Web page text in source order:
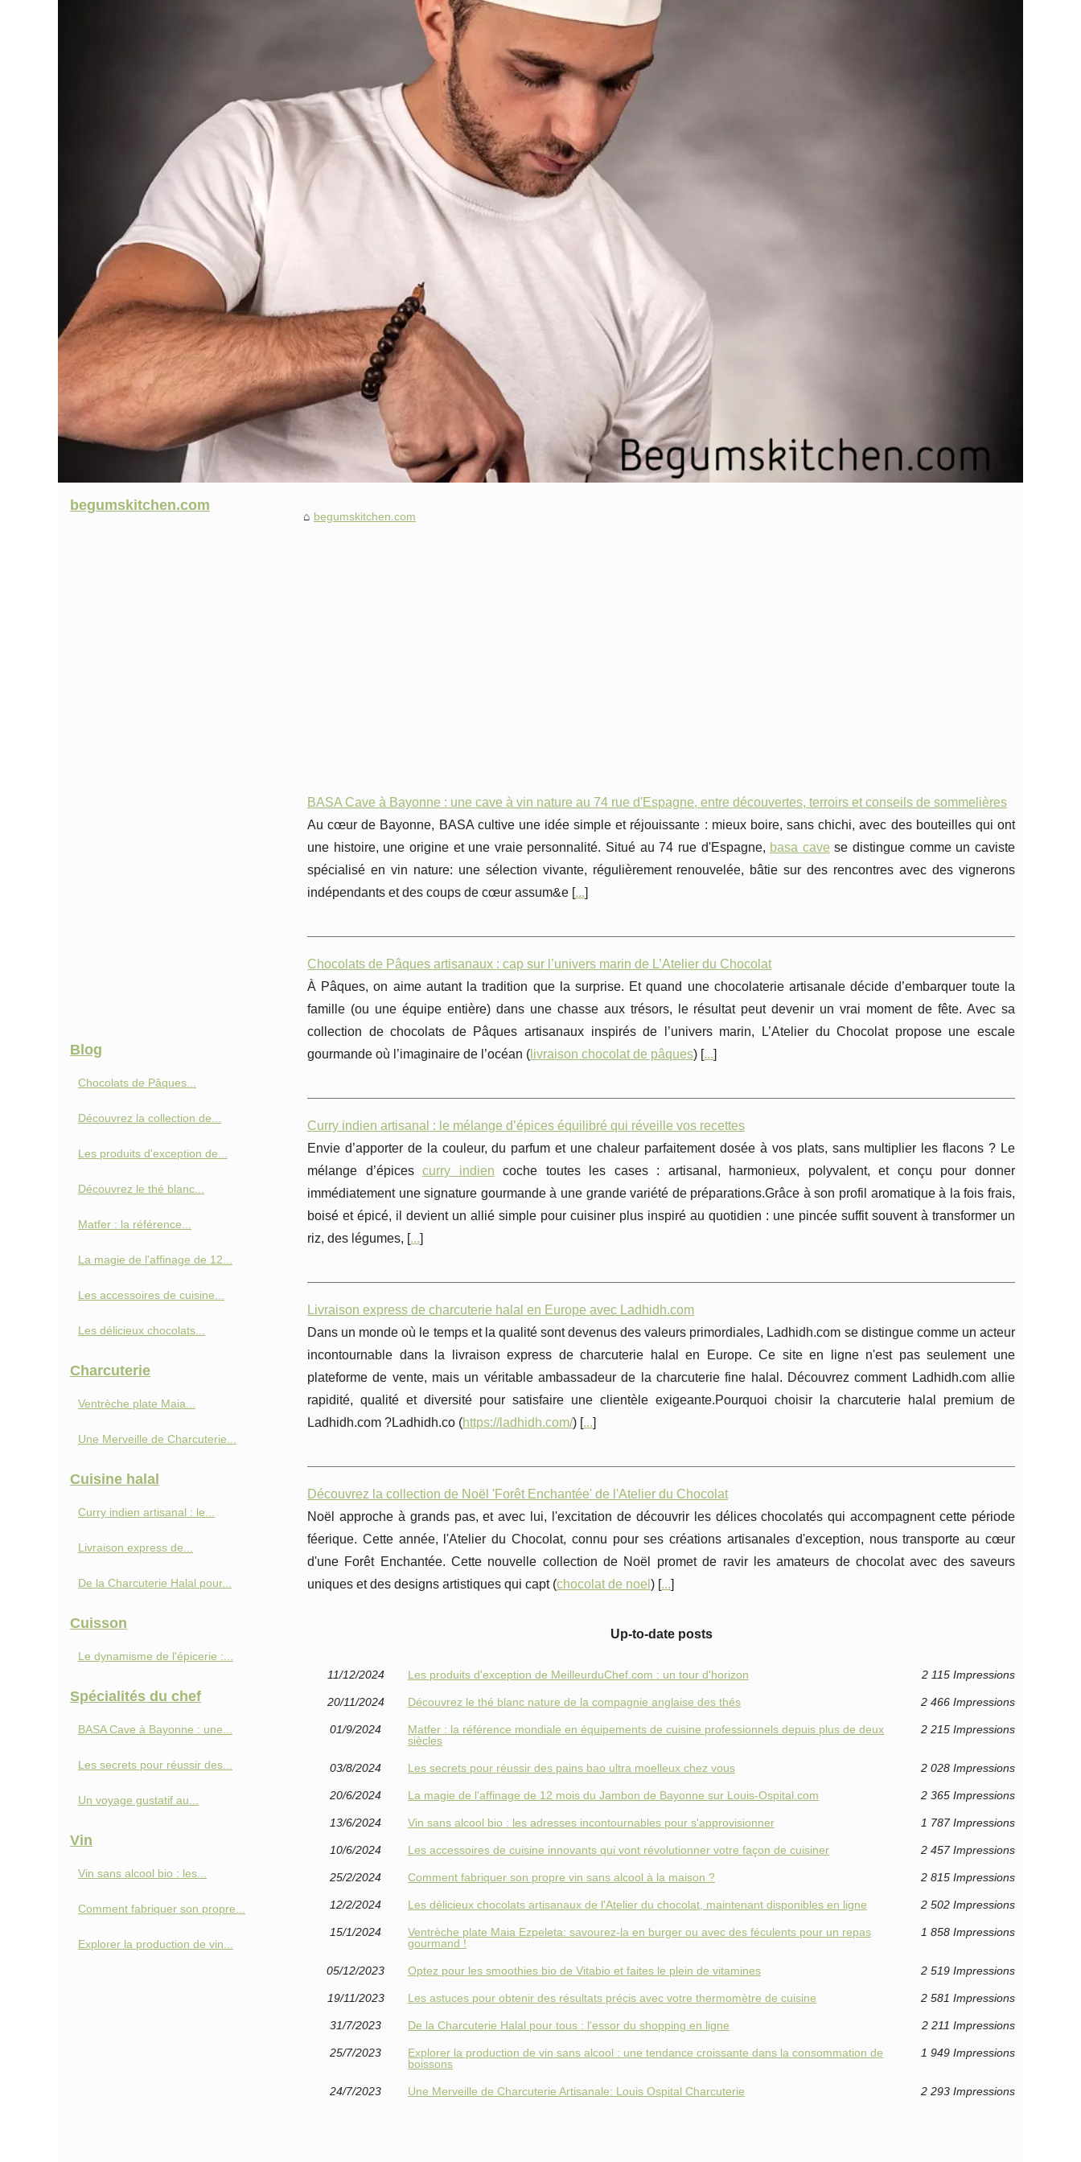
begumskitchen.com
BASA Cave à Bayonne : une cave à vin nature au 74 rue d'Espagne, entre découvertes, terroirs et conseils de sommelières
Au cœur de Bayonne, BASA cultive une idée simple et réjouissante : mieux boire, sans chichi, avec des bouteilles qui ont
une histoire, une origine et une vraie personnalité. Situé au 74 rue d'Espagne, basa cave se distingue comme un caviste
spécialisé en vin nature: une sélection vivante, régulièrement renouvelée, bâtie sur des rencontres avec des vignerons
indépendants et des coups de cœur assum&e [...]
Chocolats de Pâques artisanaux : cap sur l’univers marin de L’Atelier du Chocolat
À Pâques, on aime autant la tradition que la surprise. Et quand une chocolaterie artisanale décide d’embarquer toute la
famille (ou une équipe entière) dans une chasse aux trésors, le résultat peut devenir un vrai moment de fête. Avec sa
collection de chocolats de Pâques artisanaux inspirés de l’univers marin, L’Atelier du Chocolat propose une escale
gourmande où l’imaginaire de l’océan ( livraison chocolat de pâques) [...]
Curry indien artisanal : le mélange d’épices équilibré qui réveille vos recettes
Envie d’apporter de la couleur, du parfum et une chaleur parfaitement dosée à vos plats, sans multiplier les flacons ? Le
mélange d’épicescurry indien coche toutes les cases : artisanal, harmonieux, polyvalent, et conçu pour donner
immédiatement une signature gourmande à une grande variété de préparations.Grâce à son profil aromatique à la fois frais,
boisé et épicé, il devient un allié simple pour cuisiner plus inspiré au quotidien : une pincée suffit souvent à transformer un
riz, des légumes, [...]
Livraison express de charcuterie halal en Europe avec Ladhidh.com
Dans un monde où le temps et la qualité sont devenus des valeurs primordiales, Ladhidh.com se distingue comme un acteur
incontournable dans la livraison express de charcuterie halal en Europe. Ce site en ligne n'est pas seulement une
plateforme de vente, mais un véritable ambassadeur de la charcuterie fine halal. Découvrez comment Ladhidh.com allie
rapidité, qualité et diversité pour satisfaire une clientèle exigeante.Pourquoi choisir la charcuterie halal premium de
Ladhidh.com ?Ladhidh.co (https://ladhidh.com/) [...]
Découvrez la collection de Noël 'Forêt Enchantée' de l'Atelier du Chocolat
Noël approche à grands pas, et avec lui, l'excitation de découvrir les délices chocolatés qui accompagnent cette période
féerique. Cette année, l'Atelier du Chocolat, connu pour ses créations artisanales d'exception, nous transporte au cœur
d'une Forêt Enchantée. Cette nouvelle collection de Noël promet de ravir les amateurs de chocolat avec des saveurs
uniques et des designs artistiques qui capt (chocolat de noel ) [...]
Up-to-date posts
11/12/2024 Les produits d'exception de MeilleurduChef.com : un tour d'horizon 2 115 Impressions
20/11/2024 Découvrez le thé blanc nature de la compagnie anglaise des thés 2 466 Impressions
01/9/2024
Matfer : la référence mondiale en équipements de cuisine professionnels depuis plus de deux
siècles
2 215 Impressions
03/8/2024 Les secrets pour réussir des pains bao ultra moelleux chez vous 2 028 Impressions
20/6/2024 La magie de l'affinage de 12 mois du Jambon de Bayonne sur Louis-Ospital.com 2 365 Impressions
13/6/2024 Vin sans alcool bio : les adresses incontournables pour s'approvisionner 1 787 Impressions
10/6/2024 Les accessoires de cuisine innovants qui vont révolutionner votre façon de cuisiner 2 457 Impressions
25/2/2024 Comment fabriquer son propre vin sans alcool à la maison ? 2 815 Impressions
12/2/2024 Les délicieux chocolats artisanaux de l'Atelier du chocolat, maintenant disponibles en ligne 2 502 Impressions
15/1/2024
Ventrèche plate Maia Ezpeleta: savourez-la en burger ou avec des féculents pour un repas
gourmand !
1 858 Impressions
05/12/2023 Optez pour les smoothies bio de Vitabio et faites le plein de vitamines 2 519 Impressions
19/11/2023 Les astuces pour obtenir des résultats précis avec votre thermomètre de cuisine 2 581 Impressions
31/7/2023 De la Charcuterie Halal pour tous : l'essor du shopping en ligne 2 211 Impressions
25/7/2023
Explorer la production de vin sans alcool : une tendance croissante dans la consommation de
boissons
1 949 Impressions
24/7/2023 Une Merveille de Charcuterie Artisanale: Louis Ospital Charcuterie 2 293 Impressions
begumskitchen.com
Blog
Chocolats de Pâques...
Découvrez la collection de...
Les produits d'exception de...
Découvrez le thé blanc...
Matfer : la référence...
La magie de l'affinage de 12...
Les accessoires de cuisine...
Les délicieux chocolats...
Charcuterie
Ventrèche plate Maia...
Une Merveille de Charcuterie...
Cuisine halal
Curry indien artisanal : le...
Livraison express de...
De la Charcuterie Halal pour...
Cuisson
Le dynamisme de l'épicerie :...
Spécialités du chef
BASA Cave à Bayonne : une...
Les secrets pour réussir des...
Un voyage gustatif au...
Vin
Vin sans alcool bio : les...
Comment fabriquer son propre...
Explorer la production de vin...